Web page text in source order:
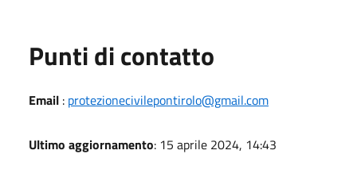
Punti di contatto
Email : protezionecivilepontirolo@gmail.com
Ultimo aggiornamento: 15 aprile 2024, 14:43